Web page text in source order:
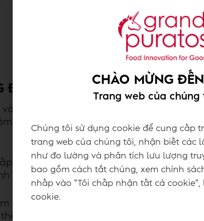
ĐỒNG: TRƯỜNG DẠY LÀM
giáo dục là một cách mạnh mẽ để
2014, chúng tôi đã thành lập Quỹ học
nền giáo dục chất lượng cho thanh
ngọt và sô cô la.
bánh Bakery School, chúng tôi cung
giới, đảm bảo sinh viên tốt nghiệp
CHÀO MỪNG
Trang web của
Chúng tôi sử dụng cookie để cung cấp
trang web của chúng tôi, nhận biết các
như đo lường và phân tích lưu lượng
bao gồm cách tắt chúng, xem chính
nhấp vào "Tôi chấp nhận tất cả
cookie.